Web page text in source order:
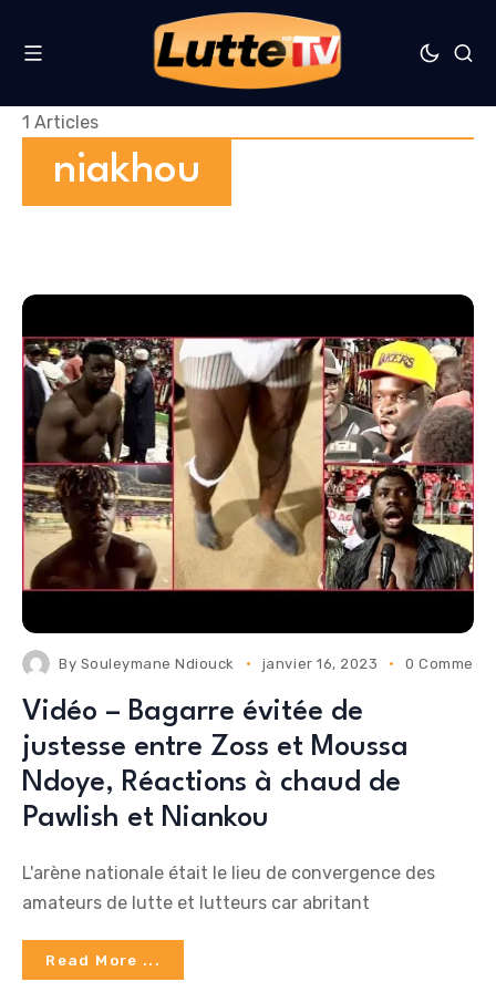
niakhou
1 Articles
By Souleymane Ndiouck janvier 16, 2023 0
Vidéo – Bagarre évitée de
justesse entre Zoss et Moussa
Ndoye, Réactions à chaud de
Pawlish et Niankou
L'arène nationale était le lieu de convergence des
amateurs de lutte et lutteurs car abritant
Read More ...